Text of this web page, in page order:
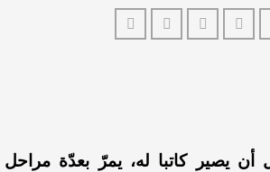
أن يصير كاتبا له، يمرّ بعدّة مراحل